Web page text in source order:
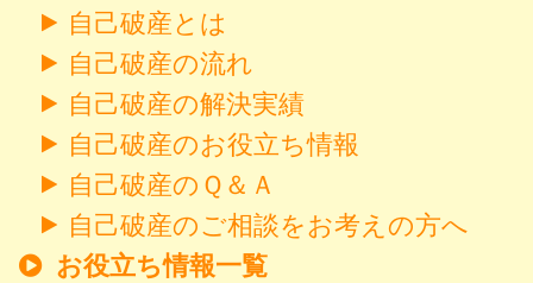
自己破産とは
自己破産の流れ
自己破産の解決実績
自己破産のお役立ち情報
自己破産のＱ＆Ａ
自己破産のご相談をお考えの方へ
お役立ち情報一覧